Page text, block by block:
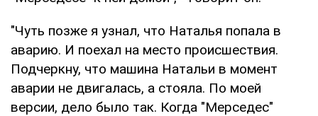
"Чуть позже я узнал, что Наталья попала в
аварию. И поехал на место происшествия.
Подчеркну, что машина Натальи в момент
аварии не двигалась, а стояла. По моей
версии, дело было так. Когда "Мерседес"